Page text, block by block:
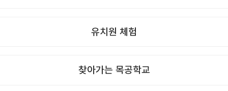
유치원 체험
찾아가는 목공학교